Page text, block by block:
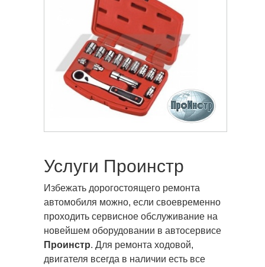
Услуги Проинстр
Избежать дорогостоящего ремонта
автомобиля можно, если своевременно
проходить сервисное обслуживание на
новейшем оборудовании в автосервисе
Проинстр. Для ремонта ходовой,
двигателя всегда в наличии есть все